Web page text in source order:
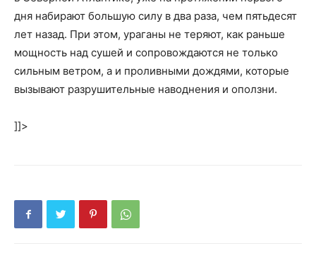
дня набирают большую силу в два раза, чем пятьдесят
лет назад. При этом, ураганы не теряют, как раньше
мощность над сушей и сопровождаются не только
сильным ветром, а и проливными дождями, которые
вызывают разрушительные наводнения и оползни.
]]>